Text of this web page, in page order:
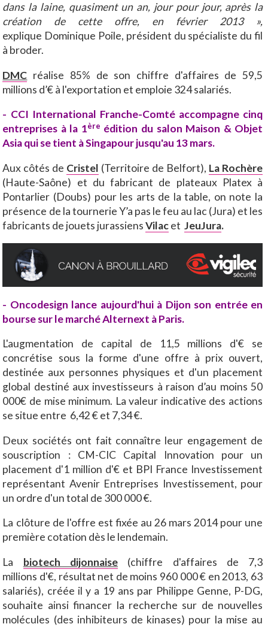
dans la laine, quasiment un an, jour pour jour, après la
création de cette offre, en février 2013 »,
explique Dominique Poile, président du spécialiste du fil
à broder.
DMC réalise 85% de son chiffre d'affaires de 59,5
millions d’€ à l'exportation et emploie 324 salariés.
- CCI International Franche-Comté accompagne cinq
entreprises à la 1ère édition du salon Maison & Objet
Asia qui se tient à Singapour jusqu'au 13 mars.
Aux côtés de Cristel (Territoire de Belfort), La Rochère
(Haute-Saône) et du fabricant de plateaux Platex à
Pontarlier (Doubs) pour les arts de la table, on note la
présence de la tournerie Y’a pas le feu au lac (Jura) et les
fabricants de jouets jurassiensVilacetJeuJura.
- Oncodesign lance aujourd'hui à Dijon son entrée en
bourse sur le marché Alternext à Paris.
L'augmentation de capital de 11,5 millions d'€ se
concrétise sous la forme d'une offre à prix ouvert,
destinée aux personnes physiques et d'un placement
global destiné aux investisseurs à raison d’au moins 50
000€ de mise minimum. La valeur indicative des actions
se situe entre 6,42 € et 7,34 €.
Deux sociétés ont fait connaître leur engagement de
souscription : CM-CIC Capital Innovation pour un
placement d'1 million d'€ et BPI France Investissement
représentant Avenir Entreprises Investissement, pour
un ordre d'un total de 300 000 €.
La clôture de l'offre est fixée au 26 mars 2014 pour une
première cotation dès le lendemain.
La biotech dijonnaise (chiffre d'affaires de 7,3
millions d'€, résultat net de moins 960 000 € en 2013, 63
salariés), créée il y a 19 ans par Philippe Genne, P-DG,
souhaite ainsi financer la recherche sur de nouvelles
molécules (des inhibiteurs de kinases) pour la mise au